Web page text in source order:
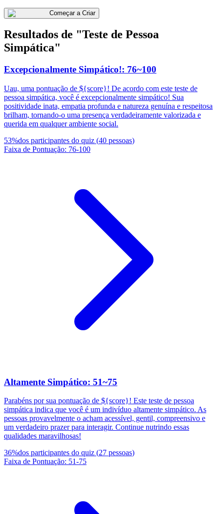
Começar a Criar
Resultados de "Teste de Pessoa
Simpática"
Excepcionalmente Simpático!: 76~100
Uau, uma pontuação de ${score}! De acordo com este teste de
pessoa simpática, você é excepcionalmente simpático! Sua
positividade inata, empatia profunda e natureza genuína e respeitosa
brilham, tornando-o uma presença verdadeiramente valorizada e
querida em qualquer ambiente social.
53%dos participantes do quiz (40 pessoas)
Faixa de Pontuação: 76-100
Altamente Simpático: 51~75
Parabéns por sua pontuação de ${score}! Este teste de pessoa
simpática indica que você é um indivíduo altamente simpático. As
pessoas provavelmente o acham acessível, gentil, compreensivo e
um verdadeiro prazer para interagir. Continue nutrindo essas
qualidades maravilhosas!
36%dos participantes do quiz (27 pessoas)
Faixa de Pontuação: 51-75